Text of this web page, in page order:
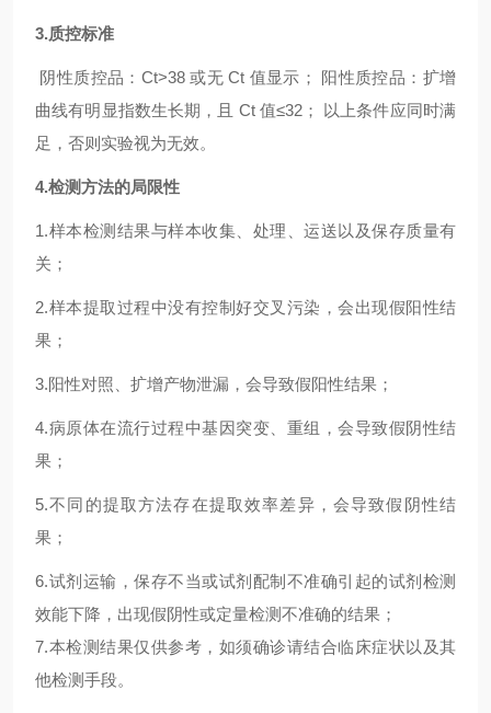
3.质控标准
阴性质控品：Ct>38 或无 Ct 值显示； 阳性质控品：扩增
曲线有明显指数生长期，且 Ct 值≤32； 以上条件应同时满
足，否则实验视为无效。
4.检测方法的局限性
1.样本检测结果与样本收集、处理、运送以及保存质量有
关；
2.样本提取过程中没有控制好交叉污染，会出现假阳性结
果；
3.阳性对照、扩增产物泄漏，会导致假阳性结果；
4.病原体在流行过程中基因突变、重组，会导致假阴性结
果；
5.不同的提取方法存在提取效率差异，会导致假阴性结
果；
6.试剂运输，保存不当或试剂配制不准确引起的试剂检测
效能下降，出现假阴性或定量检测不准确的结果；
7.本检测结果仅供参考，如须确诊请结合临床症状以及其
他检测手段。